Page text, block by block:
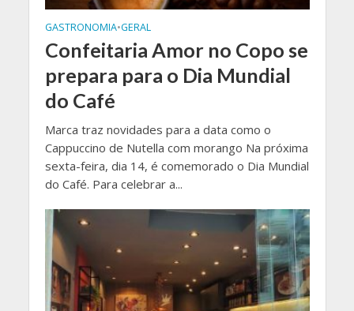
GASTRONOMIA•GERAL
Confeitaria Amor no Copo se
prepara para o Dia Mundial
do Café
Marca traz novidades para a data como o
Cappuccino de Nutella com morango Na próxima
sexta-feira, dia 14, é comemorado o Dia Mundial
do Café. Para celebrar a...